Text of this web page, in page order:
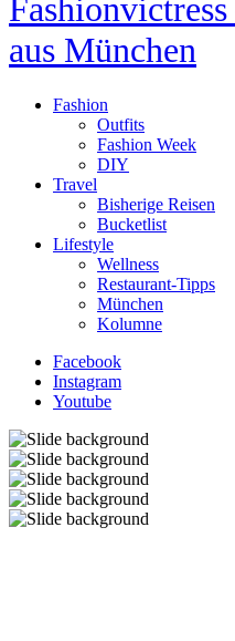
aus München
Fashion
Outfits
Fashion Week
DIY
Travel
Bisherige Reisen
Bucketlist
Lifestyle
Wellness
Restaurant-Tipps
München
Kolumne
Facebook
Instagram
Youtube